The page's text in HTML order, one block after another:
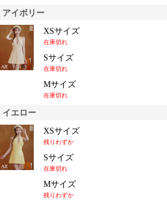
アイボリー
XSサイズ
在庫切れ
Sサイズ
在庫切れ
Mサイズ
在庫切れ
イエロー
XSサイズ
残りわずか
Sサイズ
在庫切れ
Mサイズ
残りわずか